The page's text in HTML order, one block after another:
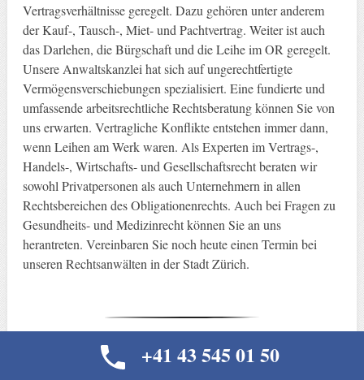
Vertragsverhältnisse geregelt. Dazu gehören unter anderem
der Kauf-, Tausch-, Miet- und Pachtvertrag. Weiter ist auch
das Darlehen, die Bürgschaft und die Leihe im OR geregelt.
Unsere Anwaltskanzlei hat sich auf ungerechtfertigte
Vermögensverschiebungen spezialisiert. Eine fundierte und
umfassende arbeitsrechtliche Rechtsberatung können Sie von
uns erwarten. Vertragliche Konflikte entstehen immer dann,
wenn Leihen am Werk waren. Als Experten im Vertrags-,
Handels-, Wirtschafts- und Gesellschaftsrecht beraten wir
sowohl Privatpersonen als auch Unternehmern in allen
Rechtsbereichen des Obligationenrechts. Auch bei Fragen zu
Gesundheits- und Medizinrecht können Sie an uns
herantreten. Vereinbaren Sie noch heute einen Termin bei
unseren Rechtsanwälten in der Stadt Zürich.
+41 43 545 01 50
+41 43 545 01 50